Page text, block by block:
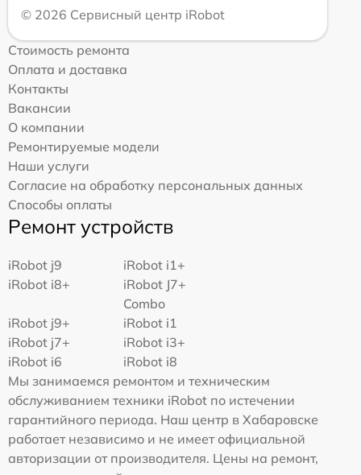
© 2026 Сервисный центр iRobot
Стоимость ремонта
Оплата и доставка
Контакты
Вакансии
О компании
Ремонтируемые модели
Наши услуги
Согласие на обработку персональных данных
Способы оплаты
Ремонт устройств
iRobot j9
iRobot i1+
iRobot i8+
iRobot J7+
Combo
iRobot j9+
iRobot i1
iRobot j7+
iRobot i3+
iRobot i6
iRobot i8
Мы занимаемся ремонтом и техническим
обслуживанием техники iRobot по истечении
гарантийного периода. Наш центр в Хабаровске
работает независимо и не имеет официальной
авторизации от производителя. Цены на ремонт,